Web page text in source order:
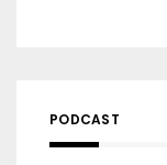
PODCAST